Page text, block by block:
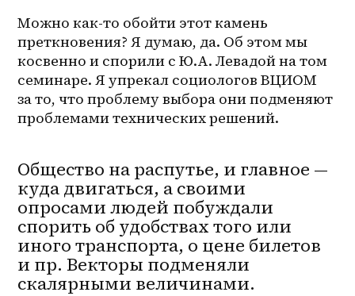
Можно как-то обойти этот камень
преткновения? Я думаю, да. Об этом мы
косвенно и спорили с Ю.А. Левадой на том
семинаре. Я упрекал социологов ВЦИОМ
за то, что проблему выбора они подменяют
проблемами технических решений.
Общество на распутье, и главное —
куда двигаться, а своими
опросами людей побуждали
спорить об удобствах того или
иного транспорта, о цене билетов
и пр. Векторы подменяли
скалярными величинами.